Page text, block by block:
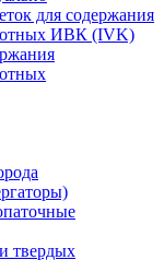
для содержания
ИВК (IVK)
твердых